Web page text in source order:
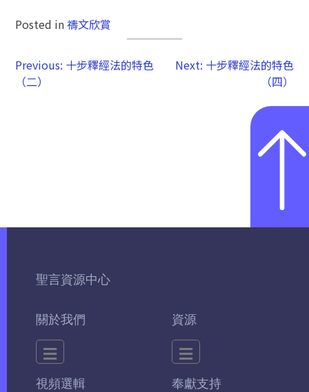
Posted in禱文欣賞
Previous: 十步釋經法的特色
（二）
Next: 十步釋經法的特色
（四）
聖言資源中心
關於我們 資源
視頻選輯 奉獻支持